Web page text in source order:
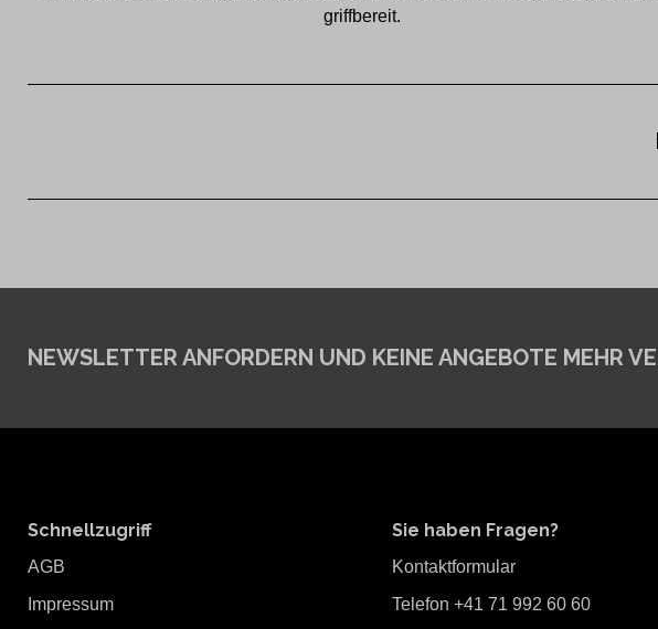
griffbereit.
NEWSLETTER ANFORDERN UND KEINE ANGEBOTE MEHR
Schnellzugriff
AGB
Impressum
Sie haben Fragen?
Kontaktformular
Telefon +41 71 992 60 60